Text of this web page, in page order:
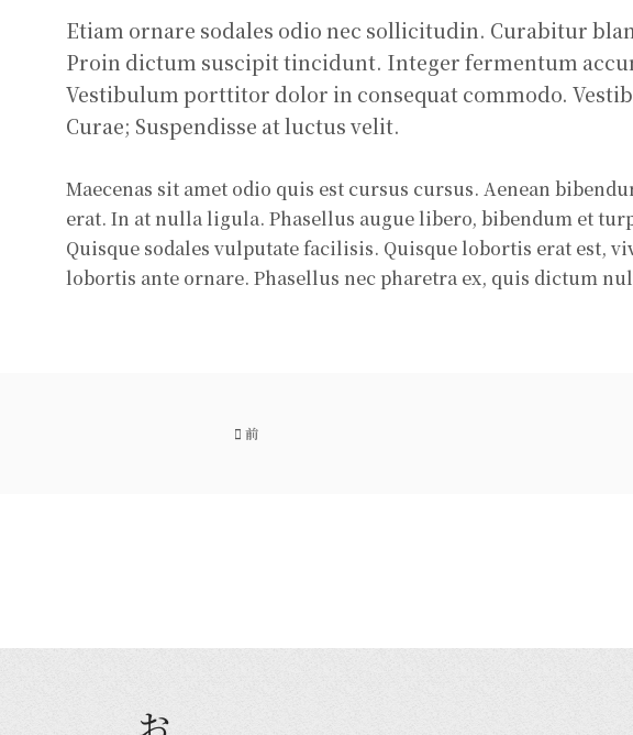
Etiam ornare sodales odio nec sollicitudin. Curabitur
Proin dictum suscipit tincidunt. Integer fermentum
Vestibulum porttitor dolor in consequat commodo.
Curae; Suspendisse at luctus velit.
Maecenas sit amet odio quis est cursus cursus. Aenean
erat. In at nulla ligula. Phasellus augue libero, bibendum et
Quisque sodales vulputate facilisis. Quisque lobortis erat est,
lobortis ante ornare. Phasellus nec pharetra ex, quis dictum
前